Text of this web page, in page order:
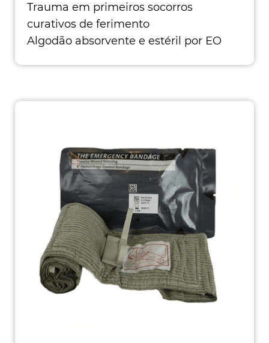
Trauma em primeiros socorros
curativos de ferimento
Algodão absorvente e estéril por EO